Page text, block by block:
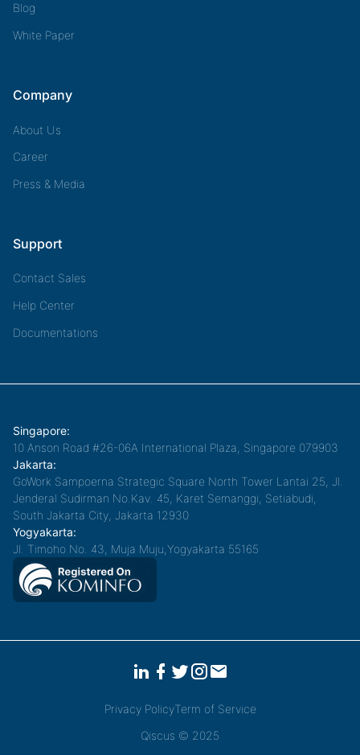
Blog
White Paper
Company
About Us
Career
Press & Media
Support
Contact Sales
Help Center
Documentations
Singapore:
10 Anson Road #26-06A International Plaza, Singapore 079903
Jakarta:
GoWork Sampoerna Strategic Square North Tower Lantai 25, Jl.
Jenderal Sudirman No.Kav. 45, Karet Semanggi, Setiabudi,
South Jakarta City, Jakarta 12930
Yogyakarta:
Jl. Timoho No. 43, Muja Muju,Yogyakarta 55165
Privacy PolicyTerm of Service
Qiscus © 2025